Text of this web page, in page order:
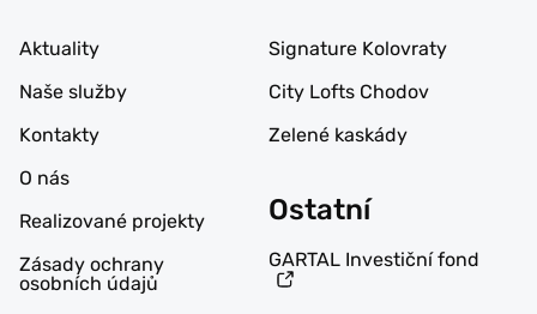
Aktuality
Naše služby
Kontakty
O nás
Realizované projekty
Zásady ochrany
osobních údajů
Signature Kolovraty
City Lofts Chodov
Zelené kaskády
Ostatní
GARTAL Investiční fond